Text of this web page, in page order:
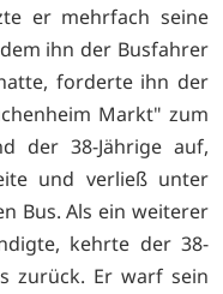
er mehrfach seine
ihn der Busfahrer
forderte ihn der
Markt" zum
der 38-Jährige auf,
und verließ unter
Bus. Als ein weiterer
kehrte der 38-
zurück. Er warf sein